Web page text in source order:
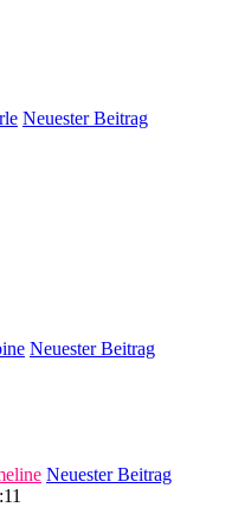
Neuester Beitrag
Neuester Beitrag
Neuester Beitrag